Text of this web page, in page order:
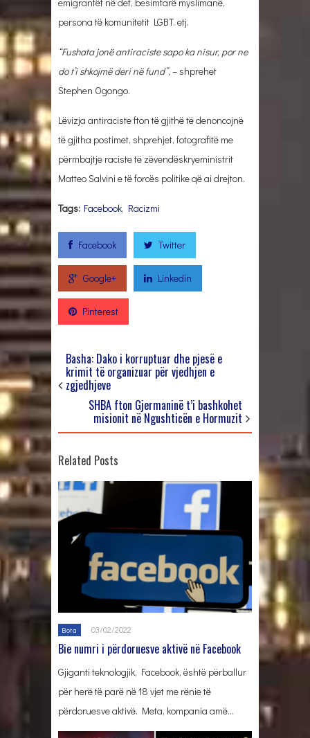
persona të komunitetit LGBT. etj.
“Fushata jonë antiraciste sapo ka nisur, por ne
do t’i shkojmë deri në fund”,– shprehet
Stephen Ogongo.
Lëvizja antiraciste fton të gjithë të denoncojnë
të gjitha postimet, shprehjet, fotografitë me
përmbajtje raciste të zëvendëskryeministrit
Matteo Salvini e të forcës politike që ai drejton.
Tags: Facebook, Racizmi
Facebook Twitter
Google+ Linkedin
Pinterest
Basha: Dako i korruptuar dhe pjesë e
krimit të organizuar për vjedhjen e
zgjedhjeve
SHBA fton Gjermaninë t’i bashkohet
misionit në Ngushticën e Hormuzit
Related Posts
Bota 03/02/2022
Bie numri i përdoruesve aktivë në Facebook
Gjiganti teknologjik, Facebook, është përballur
për herë të parë në 18 vjet me rënie të
përdoruesve aktivë. Meta, kompania amë…